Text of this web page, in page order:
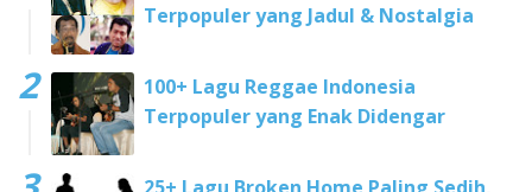
Terpopuler yang Jadul & Nostalgia
100+ Lagu Reggae Indonesia
Terpopuler yang Enak Didengar